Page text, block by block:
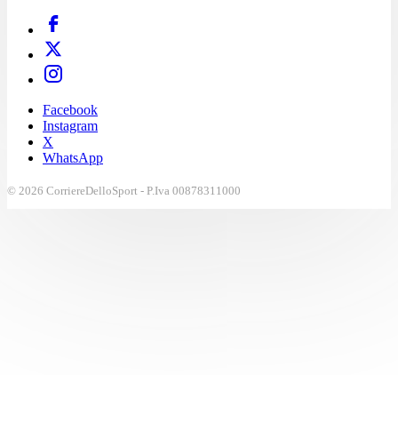
Facebook
Instagram
X
WhatsApp
© 2026 CorriereDelloSport - P.Iva 00878311000